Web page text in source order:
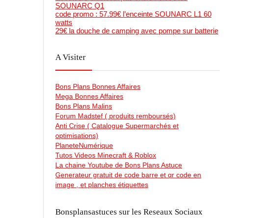
SOUNARC Q1
code promo : 57.99€ l’enceinte SOUNARC L1 60
watts
29€ la douche de camping avec pompe sur batterie
A Visiter
Bons Plans Bonnes Affaires
Mega Bonnes Affaires
Bons Plans Malins
Forum Madstef ( produits remboursés)
Anti Crise ( Catalogue Supermarchés et
optimisations)
PlaneteNumérique
Tutos Videos Minecraft & Roblox
La chaine Youtube de Bons Plans Astuce
Generateur gratuit de code barre et qr code en
image , et planches étiquettes
Bonsplansastuces sur les Reseaux Sociaux